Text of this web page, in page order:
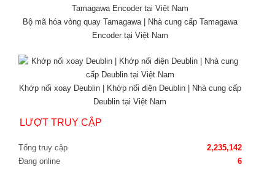
Bộ mã hóa vòng quay Tamagawa | Nhà cung cấp Tamagawa
Encoder tại Việt Nam
Khớp nối xoay Deublin | Khớp nối điện Deublin | Nhà cung cấp
Deublin tại Việt Nam
LƯỢT TRUY CẬP
Tổng truy cập
2,235,142
Đang online
6